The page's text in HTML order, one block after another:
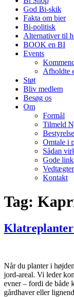
God Bi-skik
Fakta om bier
Bi-politisk
Alternativer til
BOOK en BI
Events
Afholdte
Støt
Bliv medlem
Besøg os
Om
Formål
Tilmeld
Omtale i
Sådan
Gode
Vedtægter
Kontakt
Tag:
Når du planter i
jord-areal. Vi leder
evner – fordi de både
gårdhaver eller